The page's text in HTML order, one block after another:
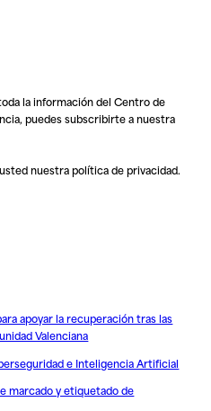
la información del Centro de
puedes subscribirte a nuestra
nuestrapolítica de privacidad.
apoyar la recuperación tras las
Valenciana
e Inteligencia Artificial
marcado y etiquetado de